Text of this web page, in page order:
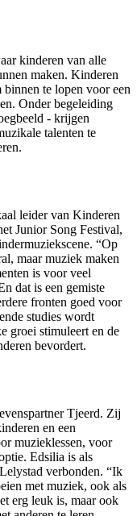
kinderen van alle
maken. Kinderen
te lopen voor een
Onder begeleiding
- krijgen
talenten te
leider van Kinderen
Junior Song Festival,
“Op
maar muziek maken
is voor veel
dat is een gemiste
fronten goed voor
studies wordt
groei stimuleert en de
bevordert.
Tjeerd. Zij
en een
muzieklessen, voor
Edsilia is als
verbonden. “Ik
met muziek, ook als
erg leuk is, maar ook